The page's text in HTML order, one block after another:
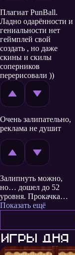
Плагиат PunBall.
Ладно одарённости и
гениальности нет
геймплей свой
создать , но даже
скины и скилы
соперников
перерисовали ))
Очень залипательно,
реклама не душит
Залипнуть можно,
но… дошел до 52
уровня. Прокачка
персонажа грустная.
самый слабый
противник пока жив
наносит 7к за ход.
Показать ещё
Игры дня